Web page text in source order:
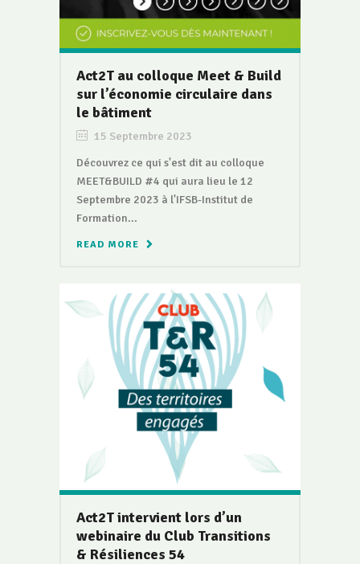
Act2T au colloque Meet & Build
sur l’économie circulaire dans
le bâtiment
15 Septembre 2023
Découvrez ce qui s'est dit au colloque
MEET&BUILD #4 qui aura lieu le 12
Septembre 2023 à l'IFSB-Institut de
Formation...
READ MORE
Act2T intervient lors d’un
webinaire du Club Transitions
& Résiliences 54